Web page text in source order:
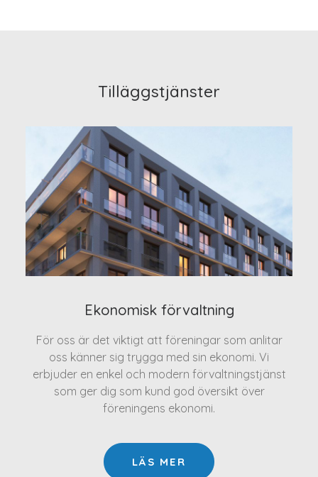
Tilläggstjänster
Ekonomisk förvaltning
För oss är det viktigt att föreningar som anlitar
oss känner sig trygga med sin ekonomi. Vi
erbjuder en enkel och modern förvaltningstjänst
som ger dig som kund god översikt över
föreningens ekonomi.
LÄS MER